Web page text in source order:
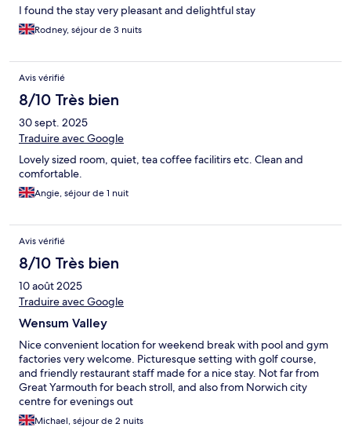
I found the stay very pleasant and delightful stay
Rodney, séjour de 3 nuits
Avis vérifié
8/10 Très bien
30 sept. 2025
Traduire avec Google
Lovely sized room, quiet, tea coffee facilitirs etc. Clean and
comfortable.
Angie, séjour de 1 nuit
Avis vérifié
8/10 Très bien
10 août 2025
Traduire avec Google
Wensum Valley
Nice convenient location for weekend break with pool and gym
factories very welcome. Picturesque setting with golf course,
and friendly restaurant staff made for a nice stay. Not far from
Great Yarmouth for beach stroll, and also from Norwich city
centre for evenings out
Michael, séjour de 2 nuits